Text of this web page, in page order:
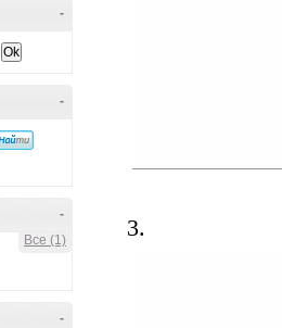
-
-
-
Все (1)
-
3.